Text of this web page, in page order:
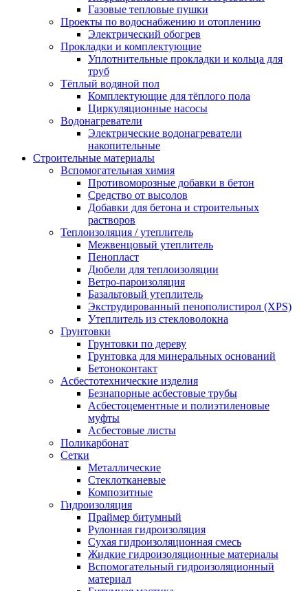
Газовые тепловые пушки
Проекты по водоснабжению и отоплению
Электрический обогрев
Прокладки и комплектующие
Уплотнительные прокладки и кольца для
труб
Тёплый водяной пол
Комплектующие для тёплого пола
Циркуляционные насосы
Водонагреватели
Электрические водонагреватели
накопительные
Строительные материалы
Вспомогательная химия
Противоморозные добавки в бетон
Средство от высолов
Добавки для бетона и строительных
растворов
Теплоизоляция / утеплитель
Межвенцовый утеплитель
Пенопласт
Дюбели для теплоизоляции
Ветро-пароизоляция
Базальтовый утеплитель
Экструдированный пенополистирол (XPS)
Утеплитель из стекловолокна
Грунтовки
Грунтовки по дереву
Грунтовка для минеральных оснований
Бетоноконтакт
Асбестотехнические изделия
Безнапорные асбестовые трубы
Асбестоцементные и полиэтиленовые
муфты
Асбестовые листы
Поликарбонат
Сетки
Металлические
Стеклотканевые
Композитные
Гидроизоляция
Праймер битумный
Рулонная гидроизоляция
Сухая гидроизоляционная смесь
Жидкие гидроизоляционные материалы
Вспомогательный гидроизоляционный
материал